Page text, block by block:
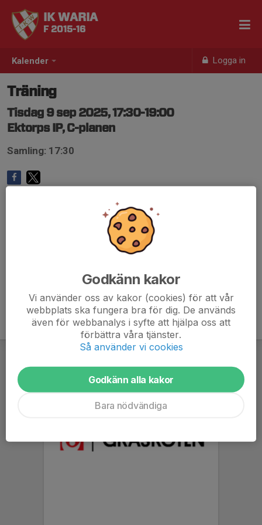
Kalender Logga in
IK WARIA
F 2015-16
Träning
Tisdag 9 sep 2025, 17:30-19:00
Ektorps IP, C-planen
Samling: 17:30
Godkänn kakor
Vi använder oss av kakor (cookies) för att vår
webbplats ska fungera bra för dig. De används
även för webbanalys i syfte att hjälpa oss att
förbättra våra tjänster.
Så använder vi cookies
Godkänn alla kakor
Bara nödvändiga